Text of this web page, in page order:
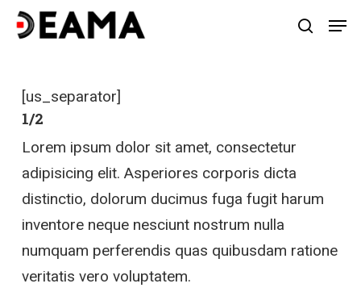
Skip
content
search
[us_separator]
1/2
Lorem ipsum dolor sit amet, consectetur
adipisicing elit. Asperiores corporis dicta
distinctio, dolorum ducimus fuga fugit harum
inventore neque nesciunt nostrum nulla
numquam perferendis quas quibusdam ratione
veritatis vero voluptatem.